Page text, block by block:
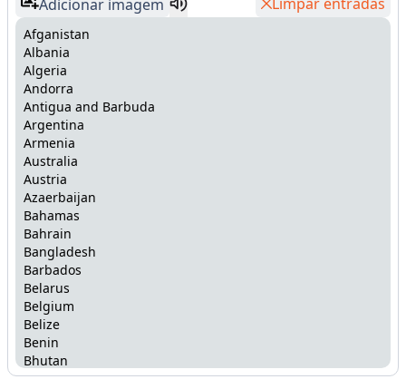
Adicionar imagem
Afganistan
Albania
Algeria
Andorra
Antigua and Barbuda
Argentina
Armenia
Australia
Austria
Azaerbaijan
Bahamas
Bahrain
Bangladesh
Barbados
Belarus
Belgium
Belize
Benin
Bhutan
Bolivia